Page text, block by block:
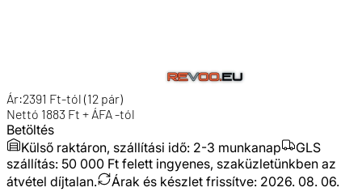
Ár:2391 Ft-tól (12 pár)
Nettó 1883 Ft + ÁFA-tól
Betöltés
Külső raktáron, szállítási idő: 2-3 munkanap
GLS
szállítás: 50 000 Ft felett ingyenes, szaküzletünkben az
átvétel díjtalan.
Árak és készlet frissítve: 2026. 08. 06.